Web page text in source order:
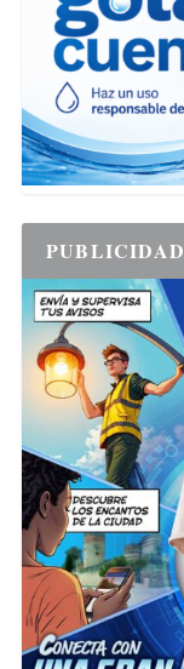
PUBLICIDAD